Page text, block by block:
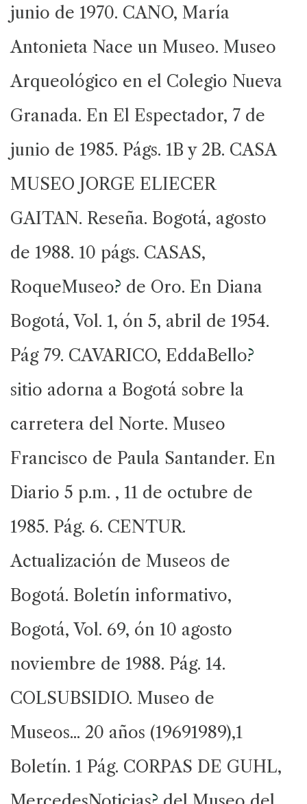
junio de 1970. CANO, María
Antonieta Nace un Museo. Museo
Arqueológico en el Colegio Nueva
Granada. En El Espectador, 7 de
junio de 1985. Págs. 1B y 2B. CASA
MUSEO JORGE ELIECER
GAITAN. Reseña. Bogotá, agosto
de 1988. 10 págs. CASAS,
RoqueMuseo? de Oro. En Diana
Bogotá, Vol. 1, ón 5, abril de 1954.
Pág 79. CAVARICO, EddaBello?
sitio adorna a Bogotá sobre la
carretera del Norte. Museo
Francisco de Paula Santander. En
Diario 5 p.m. , 11 de octubre de
1985. Pág. 6. CENTUR.
Actualización de Museos de
Bogotá. Boletín informativo,
Bogotá, Vol. 69, ón 10 agosto
noviembre de 1988. Pág. 14.
COLSUBSIDIO. Museo de
Museos... 20 años (19691989),1
Boletín. 1 Pág. CORPAS DE GUHL,